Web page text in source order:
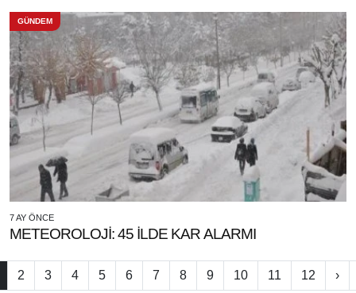
GÜNDEM
7 AY ÖNCE
METEOROLOJİ: 45 İLDE KAR ALARMI
2 3 4 5 6 7 8 9 10 11 12 ›